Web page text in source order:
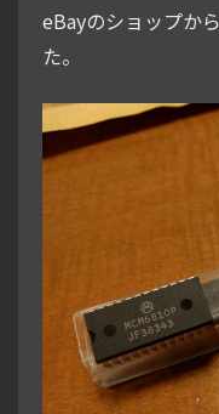
eBayのショップか
た。